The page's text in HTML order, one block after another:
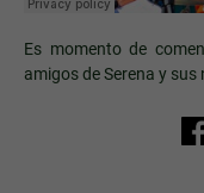
Es momento de
amigos de Serena y